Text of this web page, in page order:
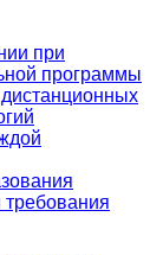
при
программы